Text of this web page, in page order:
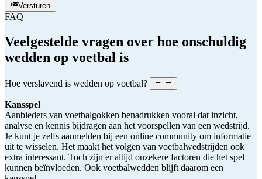
Versturen
FAQ
Veelgestelde vragen over hoe onschuldig
wedden op voetbal is
Hoe verslavend is wedden op voetbal?
Kansspel
Aanbieders van voetbalgokken benadrukken vooral dat inzicht,
analyse en kennis bijdragen aan het voorspellen van een wedstrijd.
Je kunt je zelfs aanmelden bij een online community om informatie
uit te wisselen. Het maakt het volgen van voetbalwedstrijden ook
extra interessant. Toch zijn er altijd onzekere factoren die het spel
kunnen beïnvloeden. Ook voetbalwedden blijft daarom een